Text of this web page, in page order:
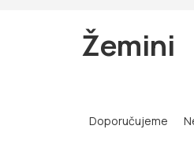
Žemini
aDoporučujeme